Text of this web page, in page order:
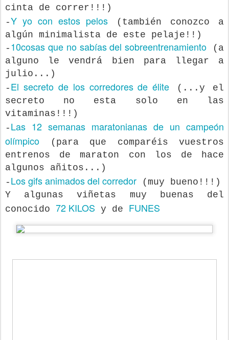
cinta de correr!!!)
-Y yo con estos pelos (también conozco a
algún minimalista de este pelaje!!)
- 10cosas que no sabías del sobreentrenamiento (a
alguno levendrá bien para llegar a
julio...)
- El secreto de los corredores de élite (...y el
secreto no esta solo en las
vitaminas!!!)
- Las 12 semanas maratonianas de un campeón
olímpico (para que comparéis vuestros
entrenos de maraton con los de hace
algunos añitos...)
- Los gifs animados del corredor (muy bueno!!!)
Y algunas viñetas muy buenas del
conocido 72 KILOS y de FUNES